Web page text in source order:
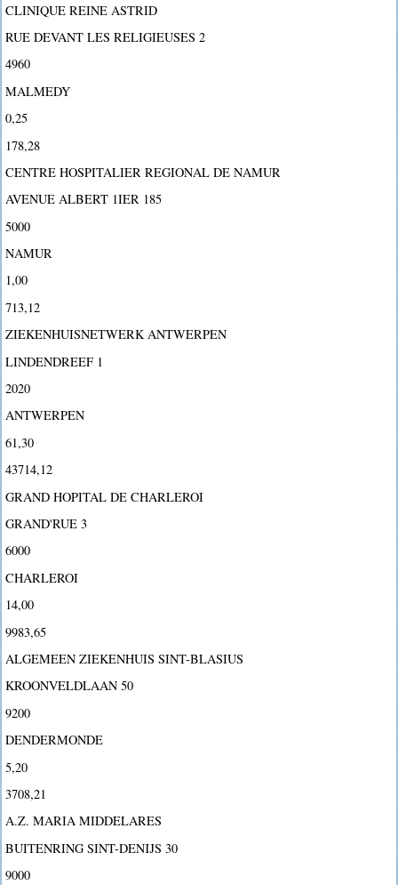
CLINIQUE REINE ASTRID
RUE DEVANT LES RELIGIEUSES 2
4960
MALMEDY
0,25
178,28
CENTRE HOSPITALIER REGIONAL DE NAMUR
AVENUE ALBERT 1IER 185
5000
NAMUR
1,00
713,12
ZIEKENHUISNETWERK ANTWERPEN
LINDENDREEF 1
2020
ANTWERPEN
61,30
43714,12
GRAND HOPITAL DE CHARLEROI
GRAND'RUE 3
6000
CHARLEROI
14,00
9983,65
ALGEMEEN ZIEKENHUIS SINT-BLASIUS
KROONVELDLAAN 50
9200
DENDERMONDE
5,20
3708,21
A.Z. MARIA MIDDELARES
BUITENRING SINT-DENIJS 30
9000